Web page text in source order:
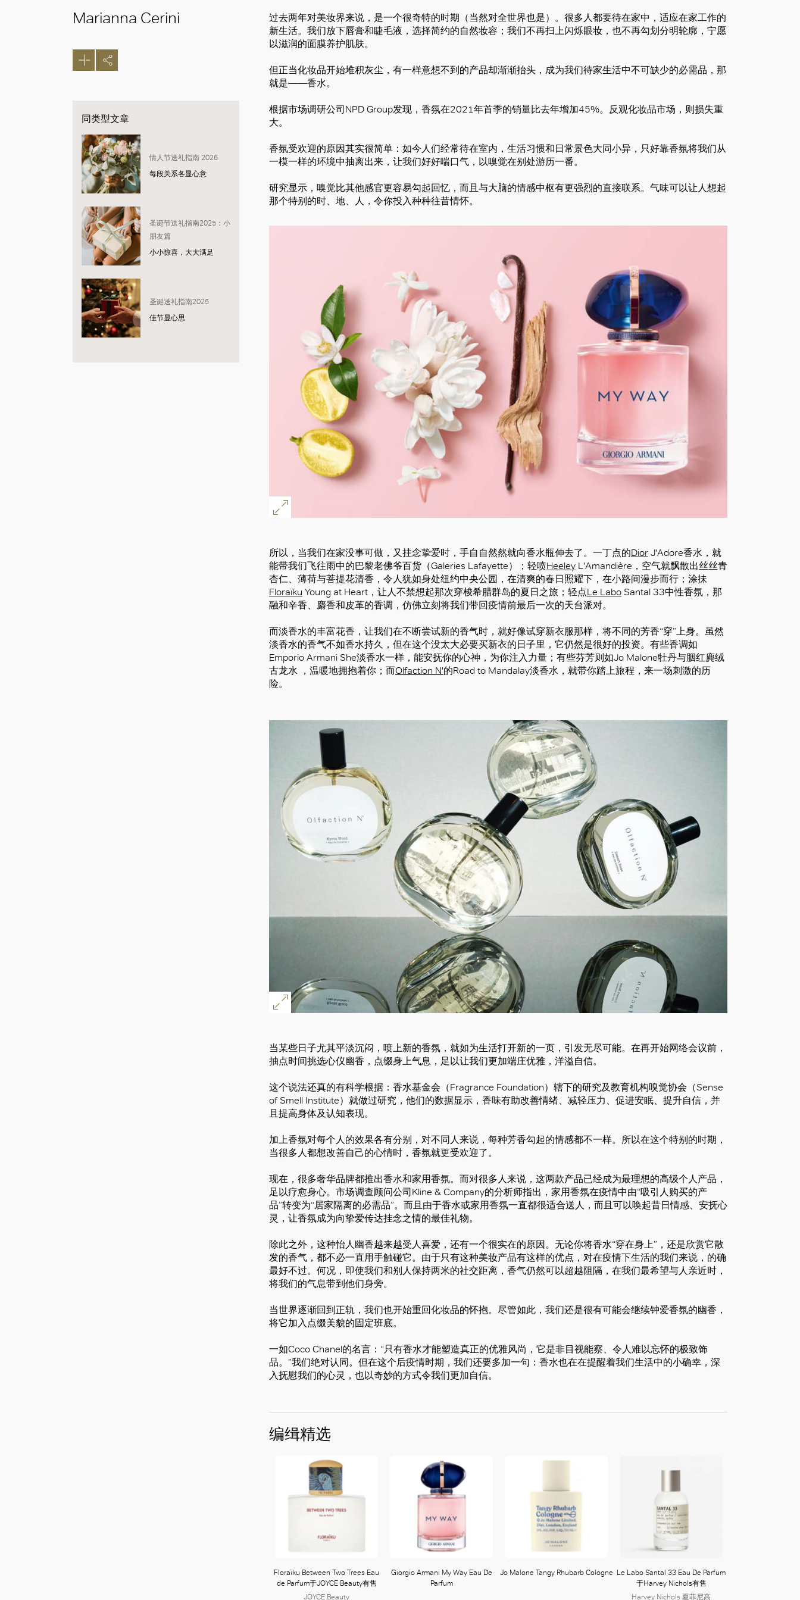
Marianna Cerini
同类型文章
情人节送礼指南 2026
每段关系各显心意
圣诞节送礼指南2025：小
朋友篇
小小惊喜，大大满足
圣诞送礼指南2025
佳节显心思
过去两年对美妆界来说，是一个很奇特的时期（当然对全世界也是）。很多人都要待在家中，适应在家工作的
新生活。我们放下唇膏和睫毛液，选择简约的自然妆容；我们不再扫上闪烁眼妆，也不再勾划分明轮廓，宁愿
以滋润的面膜养护肌肤。
但正当化妆品开始堆积灰尘，有一样意想不到的产品却渐渐抬头，成为我们待家生活中不可缺少的必需品，那
就是——香水。
根据市场调研公司NPD Group发现，香氛在2021年首季的销量比去年增加45%。反观化妆品市场，则损失重
大。
香氛受欢迎的原因其实很简单：如今人们经常待在室内，生活习惯和日常景色大同小异，只好靠香氛将我们从
一模一样的环境中抽离出来，让我们好好喘口气，以嗅觉在别处游历一番。
研究显示，嗅觉比其他感官更容易勾起回忆，而且与大脑的情感中枢有更强烈的直接联系。气味可以让人想起
那个特别的时、地、人，令你投入种种往昔情怀。
所以，当我们在家没事可做，又挂念挚爱时，手自自然然就向香水瓶伸去了。一丁点的Dior J'Adore香水，就
能带我们飞往雨中的巴黎老佛爷百货（Galeries Lafayette）；轻喷Heeley L'Amandière，空气就飘散出丝丝青
杏仁、薄荷与菩提花清香，令人犹如身处纽约中央公园，在清爽的春日照耀下，在小路间漫步而行；涂抺
Floraïku Young at Heart，让人不禁想起那次穿梭希腊群岛的夏日之旅；轻点Le Labo Santal 33中性香氛，那
融和辛香、麝香和皮革的香调，仿佛立刻将我们带回疫情前最后一次的天台派对。
而淡香水的丰富花香，让我们在不断尝试新的香气时，就好像试穿新衣服那样，将不同的芳香“穿”上身。虽然
淡香水的香气不如香水持久，但在这个没太大必要买新衣的日子里，它仍然是很好的投资。有些香调如
Emporio Armani She淡香水一样，能安抚你的心神，为你注入力量；有些芬芳则如Jo Malone牡丹与胭红麂绒
古龙水 ，温暖地拥抱着你；而Olfaction N'的Road to Mandalay淡香水，就带你踏上旅程，来一场刺激的历
险。
当某些日子尤其平淡沉闷，喷上新的香氛，就如为生活打开新的一页，引发无尽可能。在再开始网络会议前，
抽点时间挑选心仪幽香，点缀身上气息，足以让我们更加端庄优雅，洋溢自信。
这个说法还真的有科学根据：香水基金会（Fragrance Foundation）辖下的研究及教育机构嗅觉协会（Sense
of Smell Institute）就做过研究，他们的数据显示，香味有助改善情绪、减轻压力、促进安眠、提升自信，并
且提高身体及认知表现。
加上香氛对每个人的效果各有分别，对不同人来说，每种芳香勾起的情感都不一样。所以在这个特别的时期，
当很多人都想改善自己的心情时，香氛就更受欢迎了。
现在，很多奢华品牌都推出香水和家用香氛。而对很多人来说，这两款产品已经成为最理想的高级个人产品，
足以疗愈身心。市场调查顾问公司Kline & Company的分析师指出，家用香氛在疫情中由“吸引人购买的产
品”转变为“居家隔离的必需品”。而且由于香水或家用香氛一直都很适合送人，而且可以唤起昔日情感、安抚心
灵，让香氛成为向挚爱传达挂念之情的最佳礼物。
除此之外，这种怡人幽香越来越受人喜爱，还有一个很实在的原因。无论你将香水“穿在身上”，还是欣赏它散
发的香气，都不必一直用手触碰它。由于只有这种美妆产品有这样的优点，对在疫情下生活的我们来说，的确
最好不过。何况，即使我们和别人保持两米的社交距离，香气仍然可以超越阻隔，在我们最希望与人亲近时，
将我们的气息带到他们身旁。
当世界逐渐回到正轨，我们也开始重回化妆品的怀抱。尽管如此，我们还是很有可能会继续钟爱香氛的幽香，
将它加入点缀美貌的固定班底。
一如Coco Chanel的名言：“只有香水才能塑造真正的优雅风尚，它是非目视能察、令人难以忘怀的极致饰
品。”我们绝对认同。但在这个后疫情时期，我们还要多加一句：香水也在在提醒着我们生活中的小确幸，深
入抚慰我们的心灵，也以奇妙的方式令我们更加自信。
编缉精选
Floraïku Between Two Trees Eau
de Parfum于JOYCE Beauty有售
JOYCE Beauty
Giorgio Armani My Way Eau De
Parfum
Jo Malone Tangy Rhubarb Cologne Le Labo Santal 33 Eau De Parfum
于Harvey Nichols有售
Harvey Nichols 夏菲尼高
好